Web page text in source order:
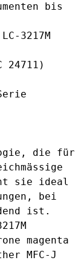
bis
3217M
24711)
die für
sie ideal
bei
ist.
magenta
MFC-J